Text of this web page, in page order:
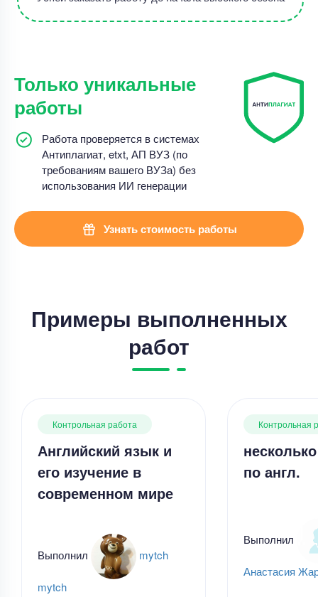
Только уникальные
работы
Работа проверяется в системах
Антиплагиат, etxt, АП ВУЗ (по
требованиям вашего ВУЗа) без
использования ИИ генерации
Узнать стоимость работы
Примеры выполненных
работ
Контрольная работа
Английский язык и
его изучение в
современном мире
Выполнил mytch
mytch
Контрольная
по англ.
Выполнил
Анастасия